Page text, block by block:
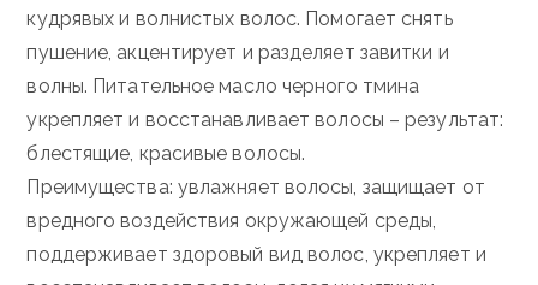
кудрявых и волнистых волос. Помогает снять
пушение, акцентирует и разделяет завитки и
волны. Питательное масло черного тмина
укрепляет и восстанавливает волосы – результат:
блестящие, красивые волосы.
Преимущества: увлажняет волосы, защищает от
вредного воздействия окружающей среды,
поддерживает здоровый вид волос, укрепляет и